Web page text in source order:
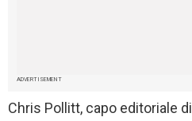
ADVERTISEMENT
Chris Pollitt, capo editoriale di